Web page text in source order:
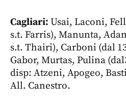
Cagliari: Usai, Laconi,
s.t. Farris), Manunta,
s.t. Thairi), Carboni (dal
Gabor, Murtas, Pulina
disp: Atzeni, Apogeo,
All. Canestro.